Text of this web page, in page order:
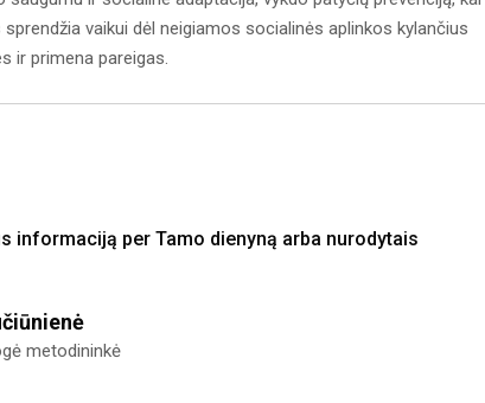
vaikui dėl neigiamos socialinės aplinkos kylančius
ir primena pareigas.
informaciją per Tamo dienyną arba nurodytais
metodininkė